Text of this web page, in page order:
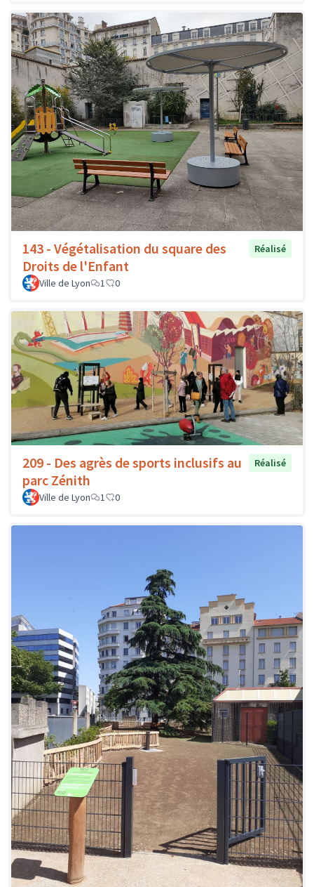
143 - Végétalisation du square des
Droits de l'Enfant
Réalisé
Ville de Lyon 1 0
209 - Des agrès de sports inclusifs au
parc Zénith
Réalisé
Ville de Lyon 1 0